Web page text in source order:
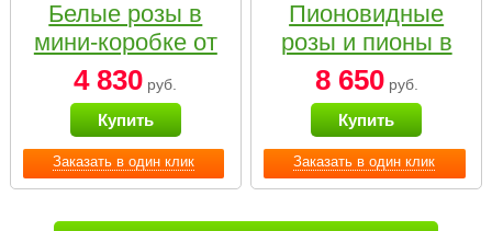
Заказать в один клик
Белые розы в
мини-коробке от
Bella Fiori
4 830 руб.
Купить
Заказать в один клик
Пионовидные
розы и пионы в
белой коробке
Small
8 650руб.
Купить